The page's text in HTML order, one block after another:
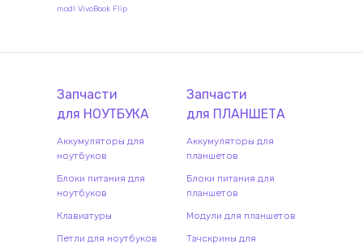
modl VivoBook Flip
Запчасти
для НОУТБУКА
Аккумуляторы для
ноутбуков
Блоки питания для
ноутбуков
Клавиатуры
Петли для ноутбуков
Запчасти
для ПЛАНШЕТА
Аккумуляторы для
планшетов
Блоки питания для
планшетов
Модули для планшетов
Тачскрины для